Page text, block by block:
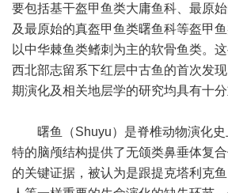
要包括基干盔甲鱼类大庸鱼科、最原
及最原始的真盔甲鱼类曙鱼科等盔甲
以中华棘鱼类鳍刺为主的软骨鱼类。
西北部志留系下红层中古鱼的首次发
期演化及相关地层学的研究均具有十分
曙鱼（Shuyu）是脊椎动物演化史
特的脑颅结构提供了无颌类鼻垂体复
的关键证据，被认为是跟提克塔利克